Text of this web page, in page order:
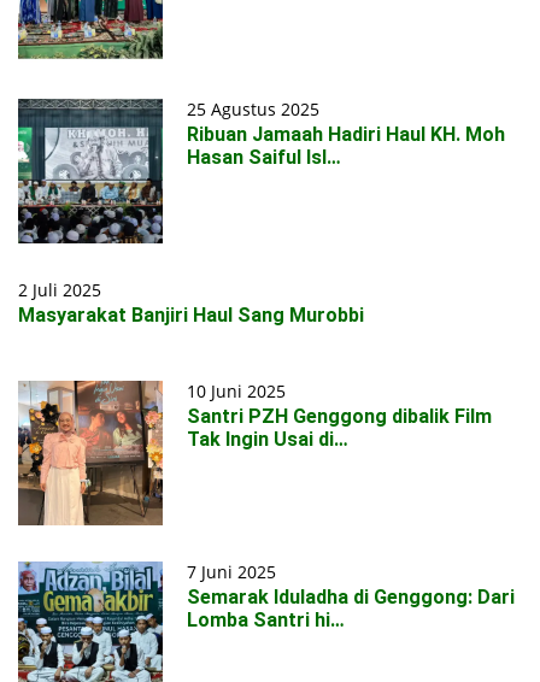
25 Agustus 2025
Ribuan Jamaah Hadiri Haul KH. Moh
Hasan Saiful Isl…
2 Juli 2025
Masyarakat Banjiri Haul Sang Murobbi
10 Juni 2025
Santri PZH Genggong dibalik Film
Tak Ingin Usai di…
7 Juni 2025
Semarak Iduladha di Genggong: Dari
Lomba Santri hi…